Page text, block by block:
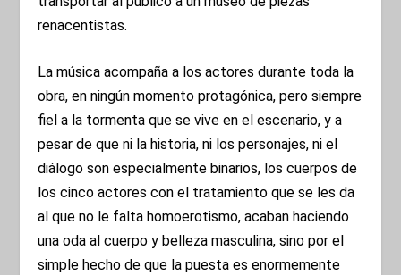
renacentistas.
La música acompaña a los actores durante toda la
obra, en ningún momento protagónica, pero siempre
fiel a la tormenta que se vive en el escenario, y a
pesar de que ni la historia, ni los personajes, ni el
diálogo son especialmente binarios, los cuerpos de
los cinco actores con el tratamiento que se les da
al que no le falta homoerotismo, acaban haciendo
una oda al cuerpo y belleza masculina, sino por el
simple hecho de que la puesta es enormemente